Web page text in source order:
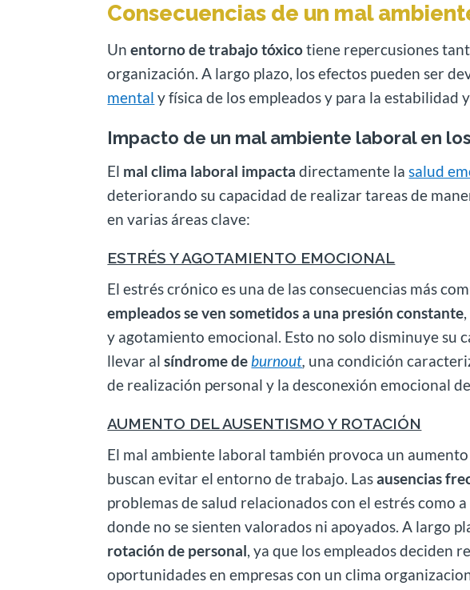
Consecuencias de un mal
Unentorno de trabajo tóxicotiene repercusiones
organización. A largo plazo, los efectos pueden ser
mental y física de los empleados y para la estabilidad
Impacto de un mal ambiente laboral en
El mal clima laboral impacta directamente lasalud
deteriorando su capacidad de realizar tareas de
en varias áreas clave:
ESTRÉS Y AGOTAMIENTO EMOCIONAL
El estrés crónico es una de las consecuencias más
empleados se ven sometidos a una presión constante
y agotamiento emocional. Esto no solo disminuye su
llevar alsíndrome de burnout, una condición
de realización personal y la desconexión emocional
AUMENTO DEL AUSENTISMO Y ROTACIÓN
El mal ambiente laboral también provoca un
buscan evitar el entorno de trabajo. Lasausencias
problemas de salud relacionados con el estrés como
donde no se sienten valorados ni apoyados. A largo
rotación de personal, ya que los empleados deciden
oportunidades en empresas con un clima